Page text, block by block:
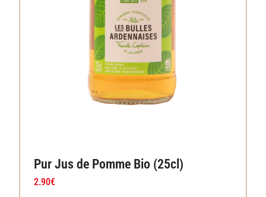
Pur Jus de Pomme Bio (25cl)
2.90€